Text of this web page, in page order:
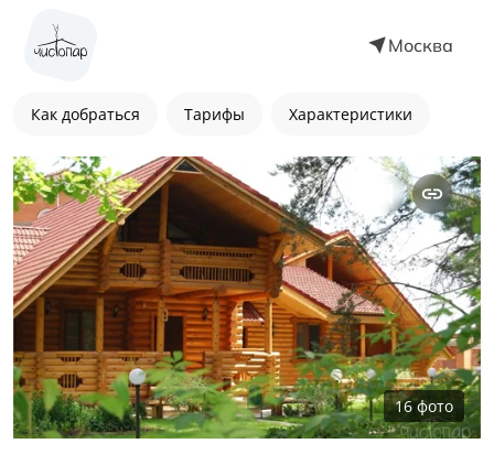
Москва
Как добраться Тарифы Характеристики
16фото